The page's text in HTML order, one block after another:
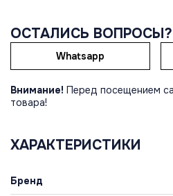
ОСТАЛИСЬ ВОПРОСЫ?
Whatsapp
Внимание! Перед посещением
товара!
ХАРАКТЕРИСТИКИ
Бренд